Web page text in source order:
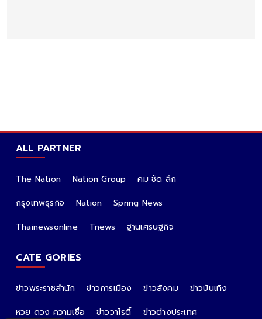
ALL PARTNER
The Nation Nation Group
คม ชัด ลึก
กรุงเทพธุรกิจ
Nation
Spring News
Thainewsonline
Tnews ฐานเศรษฐกิจ
CATE GORIES
ข่าวพระราชสำนัก ข่าวการเมือง ข่าวสังคม
ข่าวบันเทิง
หวย ดวง ความเชื่อ
ข่าววาไรตี้
ข่าวต่างประเทศ